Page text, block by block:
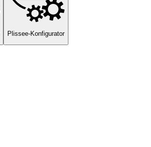
Plissee-Konfigurator